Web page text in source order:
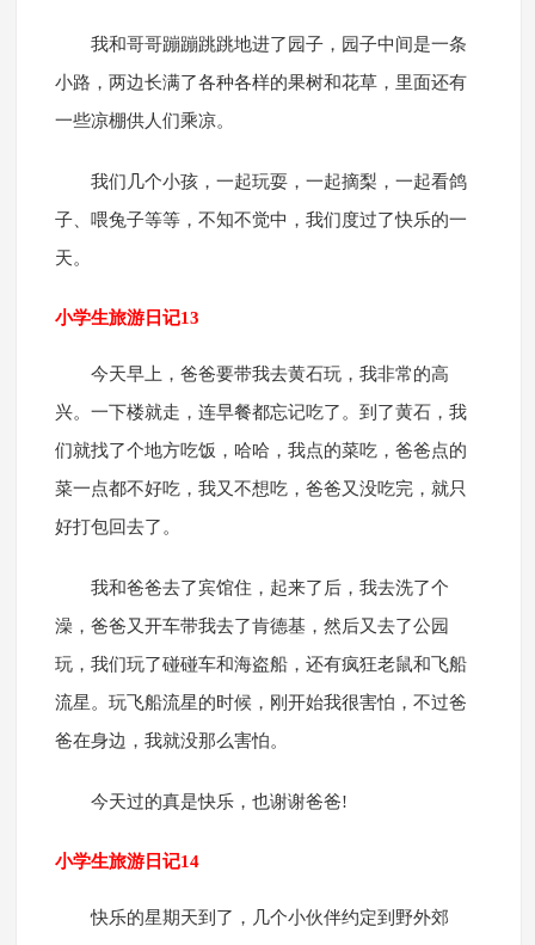
我和哥哥蹦蹦跳跳地进了园子，园子中间是一条
小路，两边长满了各种各样的果树和花草，里面还有
一些凉棚供人们乘凉。
我们几个小孩，一起玩耍，一起摘梨，一起看鸽
子、喂兔子等等，不知不觉中，我们度过了快乐的一
天。
小学生旅游日记13
今天早上，爸爸要带我去黄石玩，我非常的高
兴。一下楼就走，连早餐都忘记吃了。到了黄石，我
们就找了个地方吃饭，哈哈，我点的菜吃，爸爸点的
菜一点都不好吃，我又不想吃，爸爸又没吃完，就只
好打包回去了。
我和爸爸去了宾馆住，起来了后，我去洗了个
澡，爸爸又开车带我去了肯德基，然后又去了公园
玩，我们玩了碰碰车和海盗船，还有疯狂老鼠和飞船
流星。玩飞船流星的时候，刚开始我很害怕，不过爸
爸在身边，我就没那么害怕。
今天过的真是快乐，也谢谢爸爸!
小学生旅游日记14
快乐的星期天到了，几个小伙伴约定到野外郊